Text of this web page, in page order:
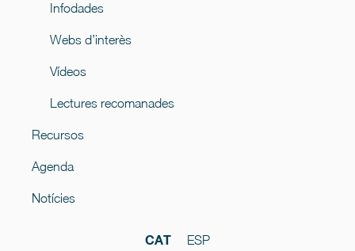
Infodades
Webs d’interès
Vídeos
Lectures recomanades
Recursos
Agenda
Notícies
CAT ESP